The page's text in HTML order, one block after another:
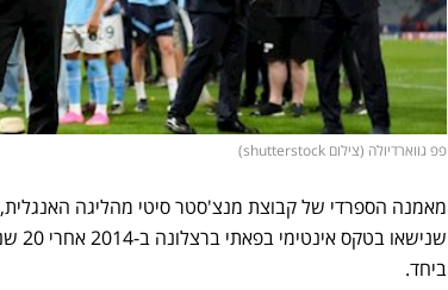
פפ גווארדיולה (צילום shutterstock)
מאמנה הספרדי של קבוצת מנצ'סטר סיטי מהליגה האנגלית,
ביחד.